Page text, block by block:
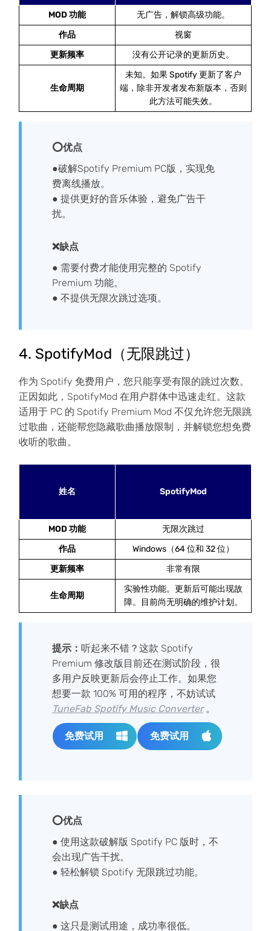
MOD 功能
无广告，解锁高级功能。
作品
视窗
更新频率
没有公开记录的更新历史。
生命周期
未知。如果 Spotify 更新了客户
端，除非开发者发布新版本，否则
此方法可能失效。
⭕优点
●破解Spotify Premium PC版，实现免
费离线播放。
● 提供更好的音乐体验，避免广告干
扰。
❌缺点
● 需要付费才能使用完整的 Spotify
Premium 功能。
● 不提供无限次跳过选项。
4. SpotifyMod（无限跳过）
作为 Spotify 免费用户，您只能享受有限的跳过次数。
正因如此，SpotifyMod 在用户群体中迅速走红。这款
适用于 PC 的 Spotify Premium Mod 不仅允许您无限跳
过歌曲，还能帮您隐藏歌曲播放限制，并解锁您想免费
收听的歌曲。
姓名 SpotifyMod
MOD 功能
无限次跳过
作品
Windows（64 位和 32 位）
更新频率
非常有限
生命周期
实验性功能。更新后可能出现故
障。目前尚无明确的维护计划。
提示： 听起来不错？这款 Spotify
Premium 修改版目前还在测试阶段，很
多用户反映更新后会停止工作。如果您
想要一款 100% 可用的程序，不妨试试
TuneFab Spotify Music Converter。
免费试用 免费试用
⭕优点
● 使用这款破解版 Spotify PC 版时，不
会出现广告干扰。
● 轻松解锁 Spotify 无限跳过功能。
❌缺点
● 这只是测试用途，成功率很低。